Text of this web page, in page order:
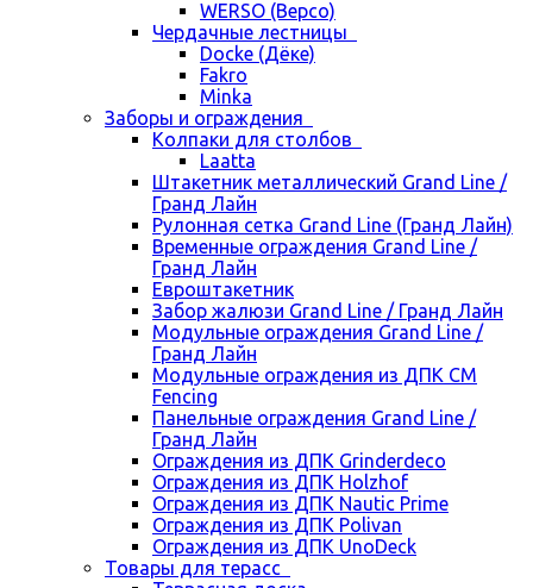
WERSO (Версо)
Чердачные лестницы
Docke (Дёке)
Fakro
Minka
Заборы и ограждения
Колпаки для столбов
Laatta
Штакетник металлический Grand Line /
Гранд Лайн
Рулонная сетка Grand Line (Гранд Лайн)
Временные ограждения Grand Line /
Гранд Лайн
Евроштакетник
Забор жалюзи Grand Line / Гранд Лайн
Модульные ограждения Grand Line /
Гранд Лайн
Модульные ограждения из ДПК CM
Fencing
Панельные ограждения Grand Line /
Гранд Лайн
Ограждения из ДПК Grinderdeco
Ограждения из ДПК Holzhof
Ограждения из ДПК Nautic Prime
Ограждения из ДПК Polivan
Ограждения из ДПК UnoDeck
Товары для терасс